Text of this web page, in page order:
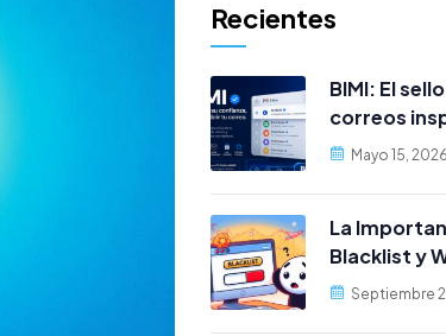
Recientes
BIMI: El
correos
Mayo 15, 2026
La
Blacklist y
Electrónico
Septiembre